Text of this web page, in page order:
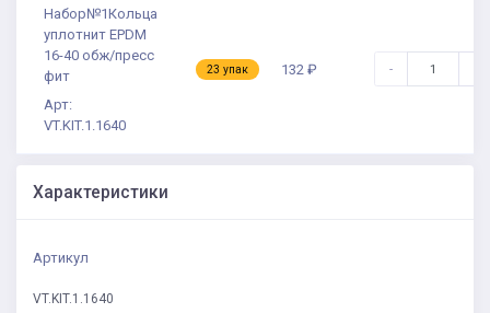
Набор№1Кольца
уплотнит EPDM
16-40 обж/пресс
фит
Арт:
VT.KIT.1.1640
23 упак 132 ₽ -
Характеристики
Артикул
VT.KIT.1.1640